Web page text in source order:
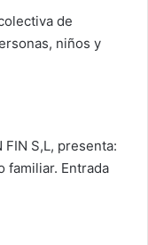
de
niños y
S,L, presenta:
familiar. Entrada